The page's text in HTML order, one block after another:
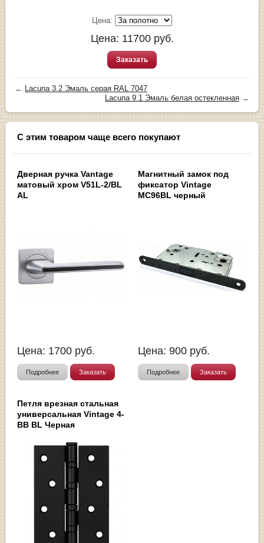
Цена:
Цена: 11700руб.
Заказать
← Lacuna 3.2 Эмаль серая RAL 7047
Lacuna 9.1 Эмаль белая остекленная→
С этим товаром чаще всего покупают
Дверная ручка Vantage
матовый хром V51L-2/BL
AL
Цена: 1700 руб.
Подробнее Заказать
Магнитный замок под
фиксатор Vintage
MC96BL черный
Цена: 900 руб.
Подробнее Заказать
Петля врезная стальная
универсальная Vintage 4-
BB BL Черная